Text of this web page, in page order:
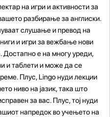
на игри и активности за
разбирање за англиски.
слушање и превод на
и игри за вежбање нови
Достапно е на многу уреди,
и таблети и може да се
Плус, Lingo нуди лекции
ниво на јазик, така што
за вас. Плус, тој нуди
напредок во учењето на